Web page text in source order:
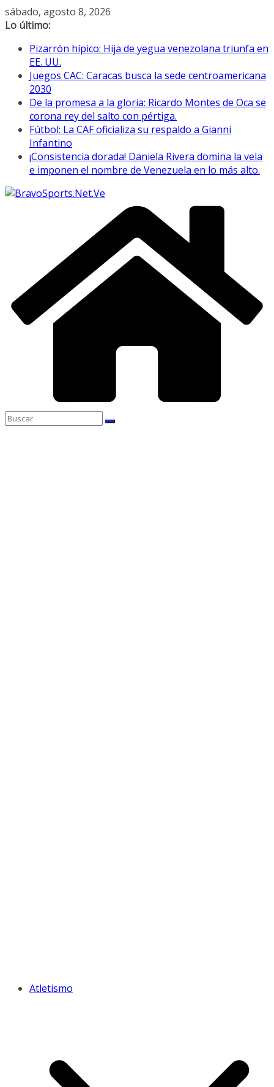
Saltar
al
sábado, agosto 8, 2026
Lo último:
Pizarrón hípico: Hija de yegua venezolana triunfa en
EE. UU.
Juegos CAC: Caracas busca la sede centroamericana
2030
De la promesa a la gloria: Ricardo Montes de Oca se
corona rey del salto con pértiga.
Fútbol: La CAF oficializa su respaldo a Gianni
Infantino
¡Consistencia dorada! Daniela Rivera domina la vela
e imponen el nombre de Venezuela en lo más alto.
Atletismo